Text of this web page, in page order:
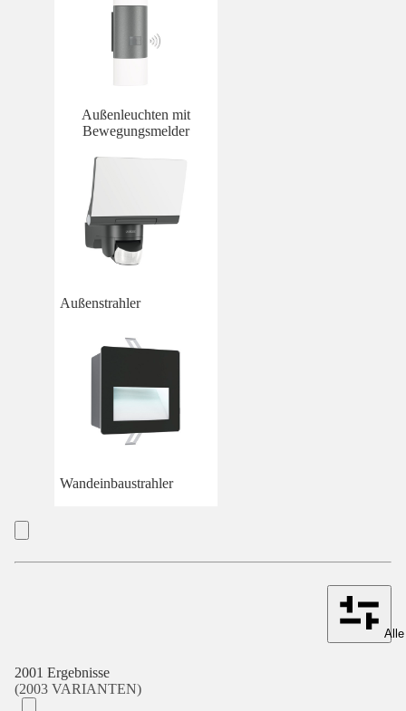
Außenleuchten mit
Bewegungsmelder
Außenstrahler
Wandeinbaustrahler
2001 Ergebnisse
(2003 VARIANTEN)